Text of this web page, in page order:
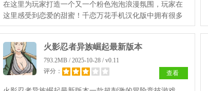
在这里为玩家打造一个又一个粉色泡泡浪漫氛围，玩家在
这里感受到恋爱的甜蜜！千恋万花手机汉化版中拥有很多
精彩的剧情，你可以对自己的npc角色进行不断的养成！
火影忍者异族崛起最新版本
793.2MB / 2025-10-28 / v0.11
评分：
查看